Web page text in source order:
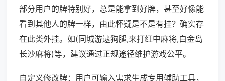
部分用户的牌特别好，总是能拿到好牌，甚至好像能
看到其他人的牌一样，由此怀疑是不是有挂？确实存
在此类外挂。如(同城游逮狗腿,来打红中麻将,白金岛
长沙麻将)等，建议通过正规途径维护游戏公平。
自定义修改牌：用户可输入需求生成专用辅助工具，